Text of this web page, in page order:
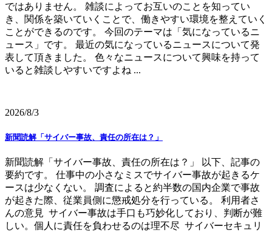
ではありません。 雑談によってお互いのことを知ってい
き、関係を築いていくことで、働きやすい環境を整えていく
ことができるのです。 今回のテーマは「気になっているニ
ュース」です。 最近の気になっているニュースについて発
表して頂きました。 色々なニュースについて興味を持って
いると雑談しやすいですよね ...
2026/8/3
新聞読解「サイバー事故、責任の所在は？」
新聞読解「サイバー事故、責任の所在は？」 以下、記事の
要約です。 仕事中の小さなミスでサイバー事故が起きるケ
ースは少なくない。 調査によると約半数の国内企業で事故
が起きた際、従業員側に懲戒処分を行っている。 利用者さ
んの意見 サイバー事故は手口も巧妙化しており、判断が難
しい。個人に責任を負わせるのは理不尽 サイバーセキュリ